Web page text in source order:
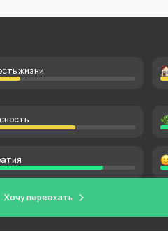
жизни
Хочу переехать